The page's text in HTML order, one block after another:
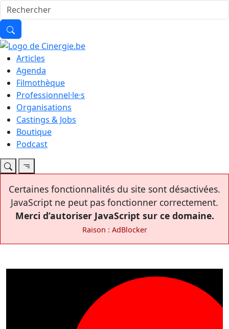
Articles
Agenda
Filmothèque
Professionnel·le·s
Organisations
Castings & Jobs
Boutique
Podcast
Certaines fonctionnalités du site sont désactivées.
JavaScript ne peut pas fonctionner correctement.
Merci d’autoriser JavaScript sur ce domaine.
Raison : AdBlocker